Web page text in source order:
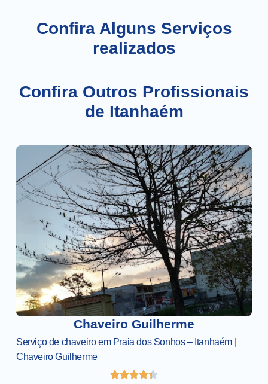
Confira Alguns Serviços
realizados
Confira Outros Profissionais
de Itanhaém
Chaveiro Guilherme
Serviço de chaveiro em Praia dos Sonhos – Itanhaém |
Chaveiro Guilherme